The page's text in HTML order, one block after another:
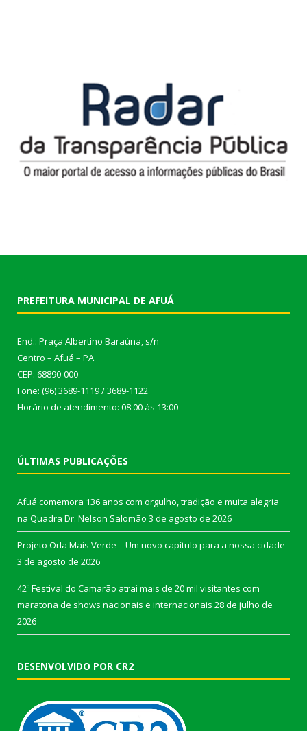
PREFEITURA MUNICIPAL DE AFUÁ
End.: Praça Albertino Baraúna, s/n
Centro – Afuá – PA
CEP: 68890-000
Fone: (96) 3689-1119 / 3689-1122
Horário de atendimento: 08:00 às 13:00
ÚLTIMAS PUBLICAÇÕES
Afuá comemora 136 anos com orgulho, tradição e muita alegria
na Quadra Dr. Nelson Salomão 3 de agosto de 2026
Projeto Orla Mais Verde – Um novo capítulo para a nossa cidade
3 de agosto de 2026
42º Festival do Camarão atrai mais de 20 mil visitantes com
maratona de shows nacionais e internacionais 28 de julho de
2026
DESENVOLVIDO POR CR2